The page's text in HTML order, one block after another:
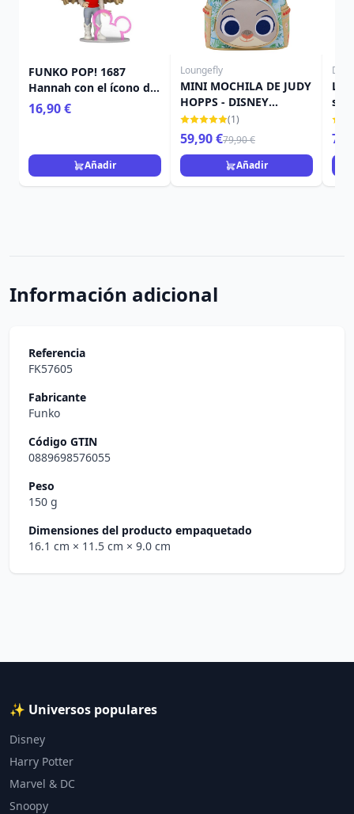
FUNKO POP! 1687
Hannah con el ícono de
Disney - Disney Channel
Hannah Montana
16,90 €
Añadir
Loungefly
MINI MOCHILA DE JUDY
HOPPS - DISNEY
LOUNGEFLY ZOOTOPIA
2
(1)
59,90 €79,90 €
Añadir
-
Información adicional
Referencia
FK57605
Fabricante
Funko
Código GTIN
0889698576055
Peso
150 g
Dimensiones del producto empaquetado
16.1 cm × 11.5 cm × 9.0 cm
✨ Universos populares
Disney
Harry Potter
Marvel & DC
Snoopy